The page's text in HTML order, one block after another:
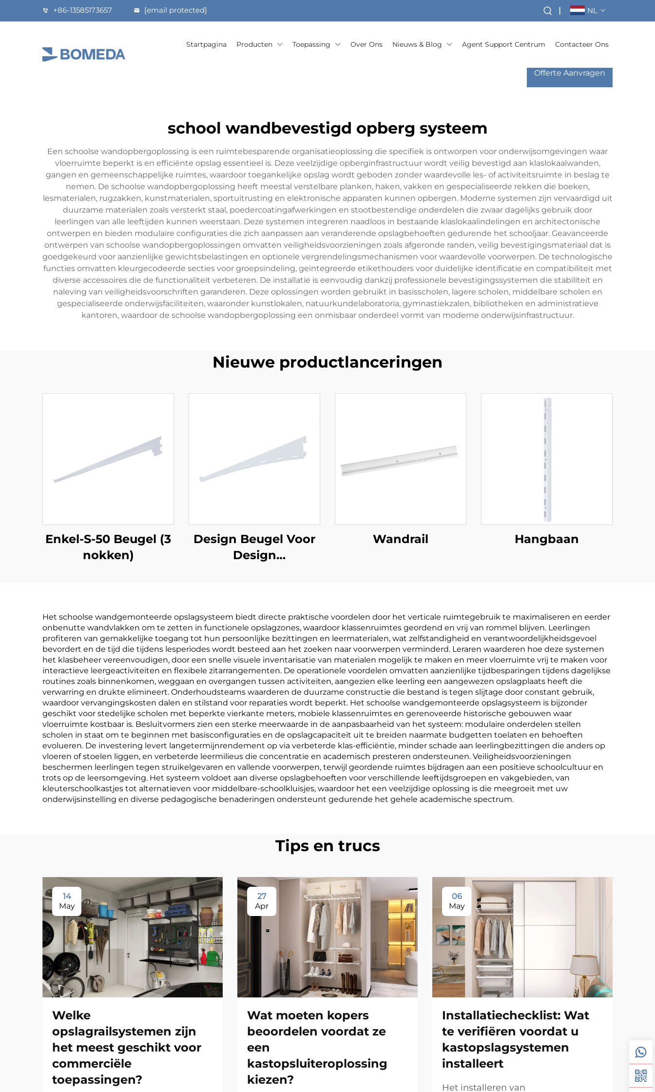
+86-13585173657 [email protected] | NL
Startpagina Producten Toepassing Over Ons Nieuws & Blog Agent Support Centrum Contacteer Ons
Offerte Aanvragen
school wandbevestigd opberg systeem
Een schoolse wandopbergoplossing is een ruimtebesparende organisatieoplossing die specifiek is ontworpen voor onderwijsomgevingen waar
vloerruimte beperkt is en efficiënte opslag essentieel is. Deze veelzijdige opberginfrastructuur wordt veilig bevestigd aan klaslokaalwanden,
gangen en gemeenschappelijke ruimtes, waardoor toegankelijke opslag wordt geboden zonder waardevolle les- of activiteitsruimte in beslag te
nemen. De schoolse wandopbergoplossing heeft meestal verstelbare planken, haken, vakken en gespecialiseerde rekken die boeken,
lesmaterialen, rugzakken, kunstmaterialen, sportuitrusting en elektronische apparaten kunnen opbergen. Moderne systemen zijn vervaardigd uit
duurzame materialen zoals versterkt staal, poedercoatingafwerkingen en stootbestendige onderdelen die zwaar dagelijks gebruik door
leerlingen van alle leeftijden kunnen weerstaan. Deze systemen integreren naadloos in bestaande klaslokaalindelingen en architectonische
ontwerpen en bieden modulaire configuraties die zich aanpassen aan veranderende opslagbehoeften gedurende het schooljaar. Geavanceerde
ontwerpen van schoolse wandopbergoplossingen omvatten veiligheidsvoorzieningen zoals afgeronde randen, veilig bevestigingsmateriaal dat is
goedgekeurd voor aanzienlijke gewichtsbelastingen en optionele vergrendelingsmechanismen voor waardevolle voorwerpen. De technologische
functies omvatten kleurgecodeerde secties voor groepsindeling, geïntegreerde etikethouders voor duidelijke identificatie en compatibiliteit met
diverse accessoires die de functionaliteit verbeteren. De installatie is eenvoudig dankzij professionele bevestigingssystemen die stabiliteit en
naleving van veiligheidsvoorschriften garanderen. Deze oplossingen worden gebruikt in basisscholen, lagere scholen, middelbare scholen en
gespecialiseerde onderwijsfaciliteiten, waaronder kunstlokalen, natuurkundelaboratoria, gymnastiekzalen, bibliotheken en administratieve
kantoren, waardoor de schoolse wandopbergoplossing een onmisbaar onderdeel vormt van moderne onderwijsinfrastructuur.
Nieuwe productlanceringen
Enkel-S-50 Beugel (3
nokken)
Design Beugel Voor
Design
Wandrail Hangbaan
Het schoolse wandgemonteerde opslagsysteem biedt directe praktische voordelen door het verticale ruimtegebruik te maximaliseren en eerder
onbenutte wandvlakken om te zetten in functionele opslagzones, waardoor klassenruimtes geordend en vrij van rommel blijven. Leerlingen
profiteren van gemakkelijke toegang tot hun persoonlijke bezittingen en leermaterialen, wat zelfstandigheid en verantwoordelijkheidsgevoel
bevordert en de tijd die tijdens lesperiodes wordt besteed aan het zoeken naar voorwerpen verminderd. Leraren waarderen hoe deze systemen
het klasbeheer vereenvoudigen, door een snelle visuele inventarisatie van materialen mogelijk te maken en meer vloerruimte vrij te maken voor
interactieve leergeactiviteiten en flexibele zitarrangementen. De operationele voordelen omvatten aanzienlijke tijdbesparingen tijdens dagelijkse
routines zoals binnenkomen, weggaan en overgangen tussen activiteiten, aangezien elke leerling een aangewezen opslagplaats heeft die
verwarring en drukte elimineert. Onderhoudsteams waarderen de duurzame constructie die bestand is tegen slijtage door constant gebruik,
waardoor vervangingskosten dalen en stilstand voor reparaties wordt beperkt. Het schoolse wandgemonteerde opslagsysteem is bijzonder
geschikt voor stedelijke scholen met beperkte vierkante meters, mobiele klassenruimtes en gerenoveerde historische gebouwen waar
vloerruimte kostbaar is. Besluitvormers zien een sterke meerwaarde in de aanpasbaarheid van het systeem: modulaire onderdelen stellen
scholen in staat om te beginnen met basisconfiguraties en de opslagcapaciteit uit te breiden naarmate budgetten toelaten en behoeften
evolueren. De investering levert langetermijnrendement op via verbeterde klas-efficiëntie, minder schade aan leerlingbezittingen die anders op
vloeren of stoelen liggen, en verbeterde leermilieus die concentratie en academisch presteren ondersteunen. Veiligheidsvoorzieningen
beschermen leerlingen tegen struikelgevaren en vallende voorwerpen, terwijl geordende ruimtes bijdragen aan een positieve schoolcultuur en
trots op de leersomgeving. Het systeem voldoet aan diverse opslagbehoeften voor verschillende leeftijdsgroepen en vakgebieden, van
kleuterschoolkastjes tot alternatieven voor middelbare-schoolkluisjes, waardoor het een veelzijdige oplossing is die meegroeit met uw
onderwijsinstelling en diverse pedagogische benaderingen ondersteunt gedurende het gehele academische spectrum.
Tips en trucs
14
May
Welke
opslagrailsystemen zijn
het meest geschikt voor
commerciële
toepassingen?
27
Apr
Wat moeten kopers
beoordelen voordat ze
een
kastopsluiteroplossing
kiezen?
06
May
Installatiechecklist: Wat
te verifiëren voordat u
kastopslagsystemen
installeert
Het installeren van